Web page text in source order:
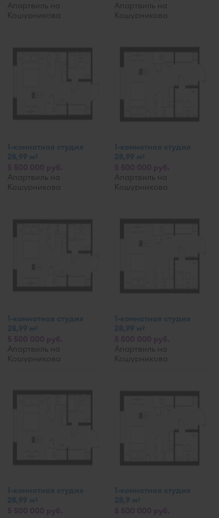
Апартвиль на
Кошурникова
Апартвиль на
Кошурникова
1-комнатная студия
28,99 м2
Апартвиль на
Кошурникова
1-комнатная студия
28,99 м2
Апартвиль на
Кошурникова
1-комнатная студия
28,99 м2
Апартвиль на
Кошурникова
1-комнатная студия
28,99 м2
Апартвиль на
Кошурникова
1-комнатная студия
28,99 м2
1-комнатная студия
28,9 м2